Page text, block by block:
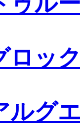
ロッ
ルグ